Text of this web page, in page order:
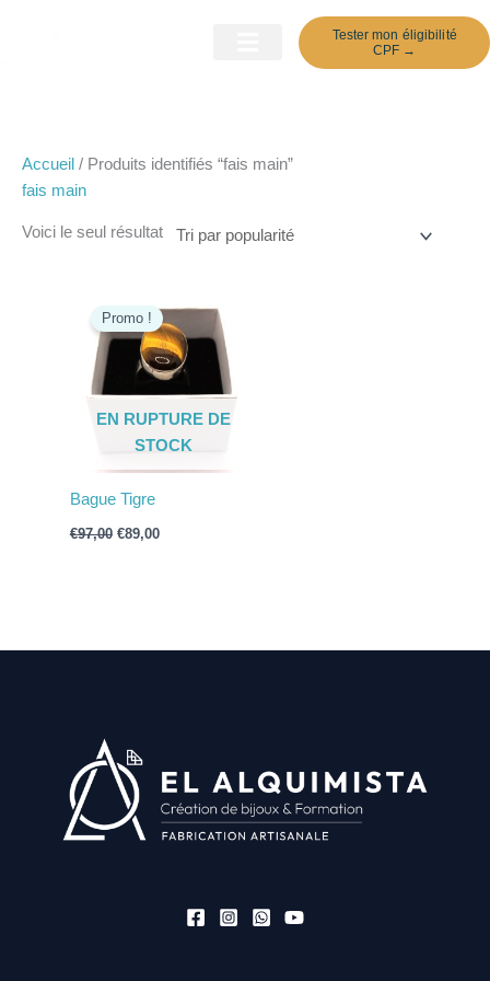
Tester mon éligibilité
CPF →
Accueil / Produits identifiés “fais main”
fais main
Voici le seul résultat
EN RUPTURE DE
STOCK
Promo !
Bague Tigre
€97,00
initial
était :
€97,00.
€89,00
prix
actuel
est :
€89,00.